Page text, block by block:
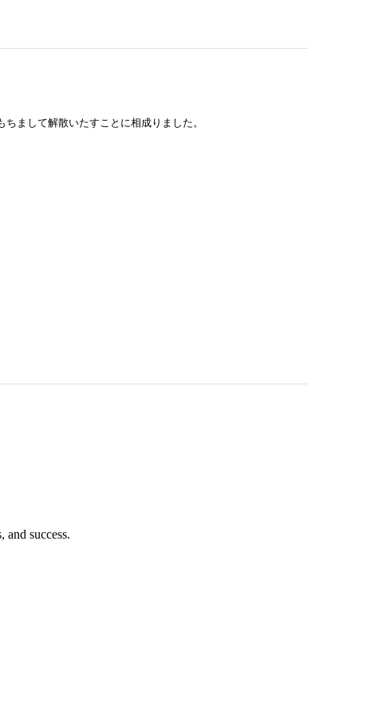
まして解散いたすことに相成りました。
success.